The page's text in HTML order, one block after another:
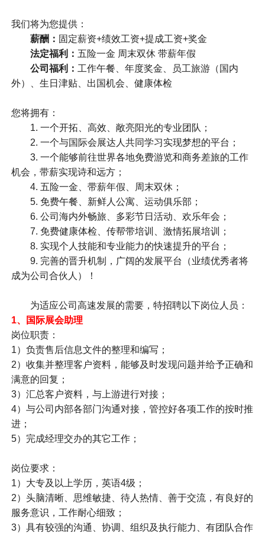
我们将为您提供：
薪酬： 固定薪资+绩效工资+提成工资+奖金
法定福利： 五险一金 周末双休 带薪年假
公司福利： 工作午餐、年度奖金、员工旅游（国内
外）、生日津贴、出国机会、健康体检
您将拥有：
1. 一个开拓、高效、敞亮阳光的专业团队；
2. 一个与国际会展达人共同学习实现梦想的平台；
3. 一个能够前往世界各地免费游览和商务差旅的工作
机会，带薪实现诗和远方；
4. 五险一金、带薪年假、周末双休；
5. 免费午餐、新鲜人公寓、运动俱乐部；
6. 公司海内外畅旅、多彩节日活动、欢乐年会；
7. 免费健康体检、传帮带培训、激情拓展培训；
8. 实现个人技能和专业能力的快速提升的平台；
9. 完善的晋升机制，广阔的发展平台（业绩优秀者将
成为公司合伙人）！
为适应公司高速发展的需要，特招聘以下岗位人员：
1、
国际展会助理
岗位职责：
1）负责售后信息文件的整理和编写；
2）收集并整理客户资料，能够及时发现问题并给予正确和
满意的回复；
3）汇总客户资料，与上游进行对接；
4）与公司内部各部门沟通对接，管控好各项工作的按时推
进；
5）完成经理交办的其它工作；
岗位要求：
1）大专及以上学历，英语4级；
2）头脑清晰、思维敏捷、待人热情、善于交流，有良好的
服务意识，工作耐心细致；
3）具有较强的沟通、协调、组织及执行能力、有团队合作